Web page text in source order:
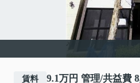
賃料 9.1万円 管理/共益費